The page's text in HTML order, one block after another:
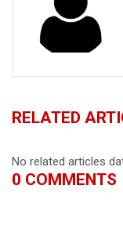
RELATED
No related articles
0 COMMENTS